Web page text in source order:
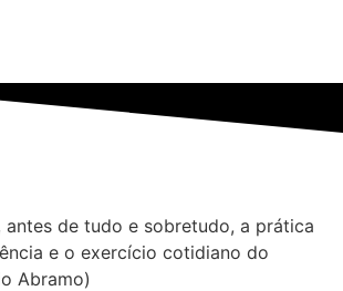
antes de tudo e sobretudo, a prática
e o exercício cotidiano do
Abramo)